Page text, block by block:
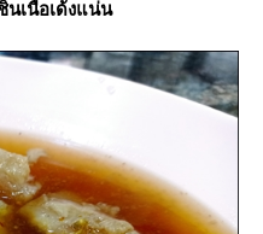
นเนื้อเด้งแน่น